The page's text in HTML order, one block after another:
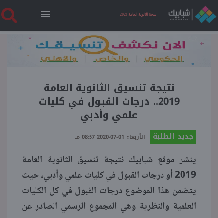
نتيجة الثانوية العامة 2026
الرئيسية
نتيجة الثانوية العامة 2026
أخبار ساخنة
بوابة الطلبة
ملفات
نتيجة تنسيق الثانوية العامة
2019.. درجات القبول في كليات
علمي وأدبي
جديد الطلبة الأربعاء 01-07-2020 08:57 مـ
ينشر موقع شبابيك نتيجة تنسيق الثانوية العامة
2019 أو درجات القبول في كليات علمي وأدبي، حيث
يتضمن هذا الموضوع درجات القبول في كل الكليات
العلمية والنظرية وهي المجموع الرسمي الصادر عن